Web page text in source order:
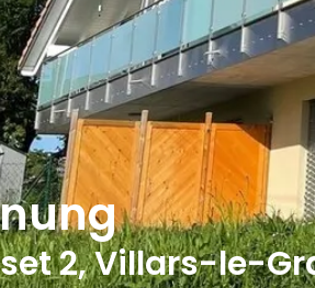
2,Villars-le-